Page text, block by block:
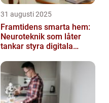
31 augusti 2025
Framtidens smarta hem:
Neuroteknik som låter
tankar styra digitala